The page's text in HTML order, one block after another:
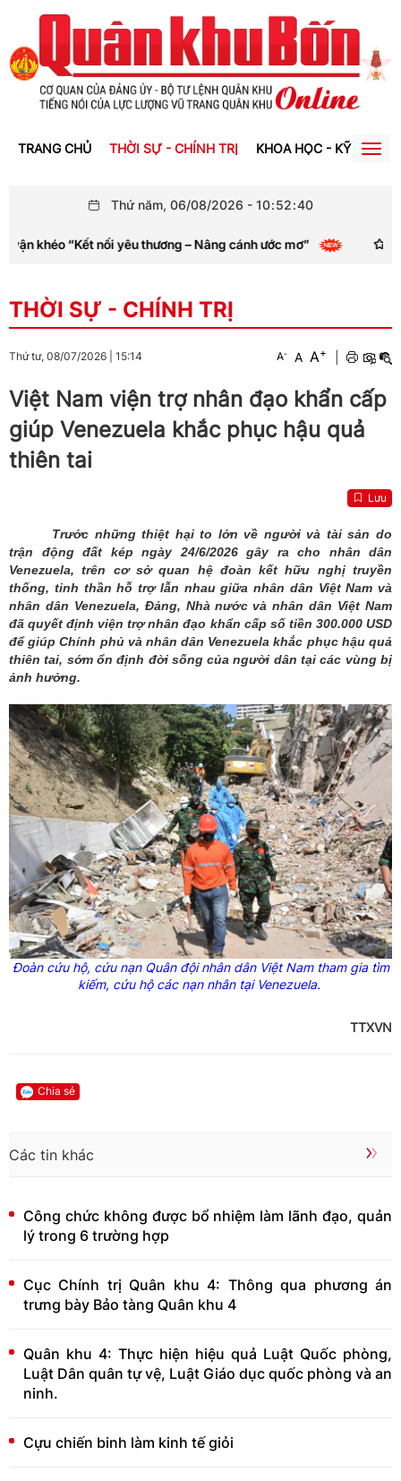
TRANG CHỦ THỜI SỰ - CHÍNH TRỊ KHOA HỌC - KỸ THUẬT
Thứ năm, 06/08/2026 - 10:52:40
khéo “Kết nối yêu thương – Nâng cánh ước mơ”
THỜI SỰ - CHÍNH TRỊ
Thứ tư, 08/07/2026 15:14 A- A A+
Việt Nam viện trợ nhân đạo khẩn cấp
giúp Venezuela khắc phục hậu quả
thiên tai
Lưu
Trước những thiệt hại to lớn về người và tài sản do
trận động đất kép ngày 24/6/2026 gây ra cho nhân dân
Venezuela, trên cơ sở quan hệ đoàn kết hữu nghị truyền
thống, tinh thần hỗ trợ lẫn nhau giữa nhân dân Việt Nam và
nhân dân Venezuela, Đảng, Nhà nước và nhân dân Việt Nam
đã quyết định viện trợ nhân đạo khẩn cấp số tiền 300.000 USD
để giúp Chính phủ và nhân dân Venezuela khắc phục hậu quả
thiên tai, sớm ổn định đời sống của người dân tại các vùng bị
ảnh hưởng.
Đoàn cứu hộ, cứu nạn Quân đội nhân dân Việt Nam tham gia tìm
kiếm, cứu hộ các nạn nhân tại Venezuela.
TTXVN
Chia sẻ
Các tin khác
Công chức không được bổ nhiệm làm lãnh đạo, quản
lý trong 6 trường hợp
Cục Chính trị Quân khu 4: Thông qua phương án
trưng bày Bảo tàng Quân khu 4
Quân khu 4: Thực hiện hiệu quả Luật Quốc phòng,
Luật Dân quân tự vệ, Luật Giáo dục quốc phòng và an
ninh.
Cựu chiến binh làm kinh tế giỏi